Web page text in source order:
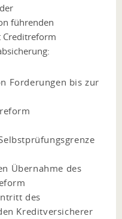
führenden
Creditreform
Forderungen bis zur
Übernahme des
des
Kreditversicherer